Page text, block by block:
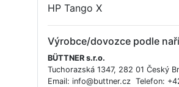
HP Tango X
Výrobce/dovozce podle
BÜTTNER s.r.o.
Tuchorazská 1347, 282 01 Český
Email: info@buttner.cz Telefon: